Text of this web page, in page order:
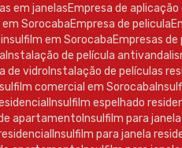
em janelas Empresa de
em Sorocaba Empresa de pelicula
insulfilm em Sorocaba Empresas
Instalação de película
de vidro Instalação de películas
comercial em Sorocaba
Insulfilm espelhado
apartamento Insulfilm para
Insulfilm para janela